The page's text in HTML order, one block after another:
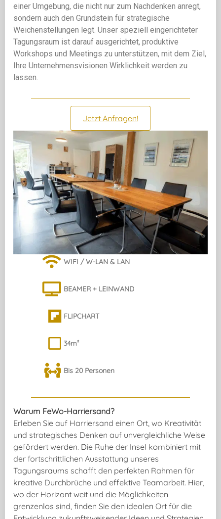
einer Umgebung, die nicht nur zum Nachdenken anregt,
sondern auch den Grundstein für strategische
Weichenstellungen legt. Unser speziell eingerichteter
Tagungsraum ist darauf ausgerichtet, produktive
Workshops und Meetings zu unterstützen, mit dem Ziel,
Ihre Unternehmensvisionen Wirklichkeit werden zu
lassen.
Jetzt Anfragen!
WIFI / W-LAN & LAN
BEAMER + LEINWAND
FLIPCHART
34m²
Bis 20 Personen
Warum FeWo-Harriersand?
Erleben Sie auf Harriersand einen Ort, wo Kreativität
und strategisches Denken auf unvergleichliche Weise
gefördert werden. Die Ruhe der Insel kombiniert mit
der fortschrittlichen Ausstattung unseres
Tagungsraums schafft den perfekten Rahmen für
kreative Durchbrüche und effektive Teamarbeit. Hier,
wo der Horizont weit und die Möglichkeiten
grenzenlos sind, finden Sie den idealen Ort für die